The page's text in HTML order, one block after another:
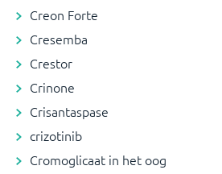
Creon Forte
Cresemba
Crestor
Crinone
Crisantaspase
crizotinib
Cromoglicaat in het oog